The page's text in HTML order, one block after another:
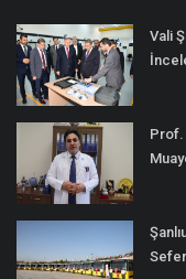
Vali
Prof.